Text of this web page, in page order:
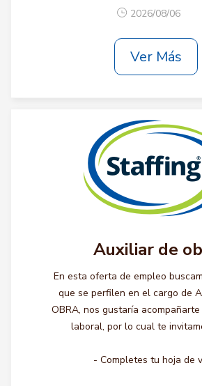
2026/08/06
Ver Más
Auxiliar de
En esta oferta de empleo
que se perfilen en el cargo de
OBRA, nos gustaría
laboral, por lo cual te
- Completes tu hoja de